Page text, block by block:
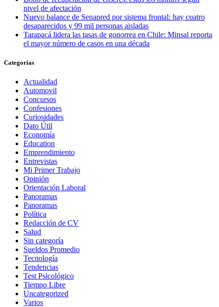
nivel de afectación
Nuevo balance de Senapred por sistema frontal: hay cuatro
desaparecidos y 99 mil personas aisladas
Tarapacá lidera las tasas de gonorrea en Chile: Minsal reporta
el mayor número de casos en una década
Categorias
Actualidad
Automovil
Concursos
Confesiones
Curiosidades
Dato Útil
Economía
Education
Emprendimiento
Entrevistas
Mi Primer Trabajo
Opinión
Orientación Laboral
Panoramas
Panoramas
Política
Redacción de CV
Salud
Sin categoría
Sueldos Promedio
Tecnología
Tendencias
Test Psicológico
Tiempo Libre
Uncategorized
Varios